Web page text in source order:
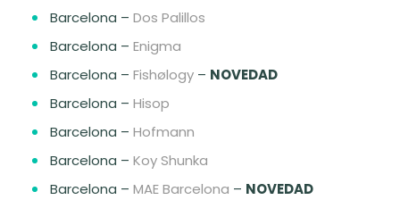
Barcelona – Dos Palillos
Barcelona – Enigma
Barcelona – Fishølogy – NOVEDAD
Barcelona – Hisop
Barcelona – Hofmann
Barcelona – Koy Shunka
Barcelona – MAE Barcelona – NOVEDAD